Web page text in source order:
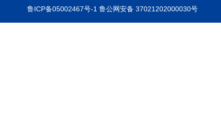
鲁ICP备05002467号-1 鲁公网安备 37021202000030号